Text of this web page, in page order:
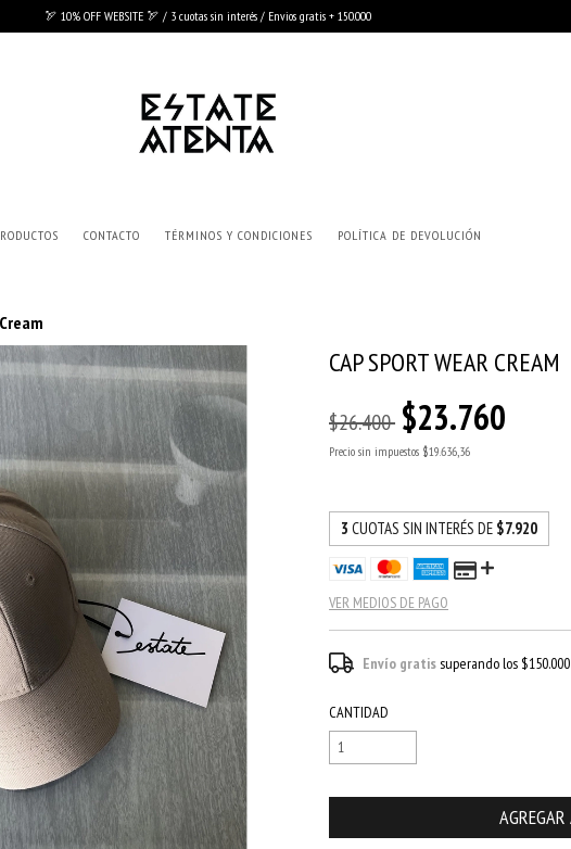
🏹 10% OFF WEBSITE 🏹 / 3 cuotas sin interés / Envios gratis + 150.000
CONTACTO TÉRMINOS Y CONDICIONES POLÍTICA DE DEVOLUCIÓN
CAP SPORT WEAR CREAM
$26.400 $23.760
Precio sin impuestos $19.636,36
3 CUOTAS SIN INTERÉS DE $7.920
VER MEDIOS DE PAGO
Envío gratis superando los $150.000
CANTIDAD